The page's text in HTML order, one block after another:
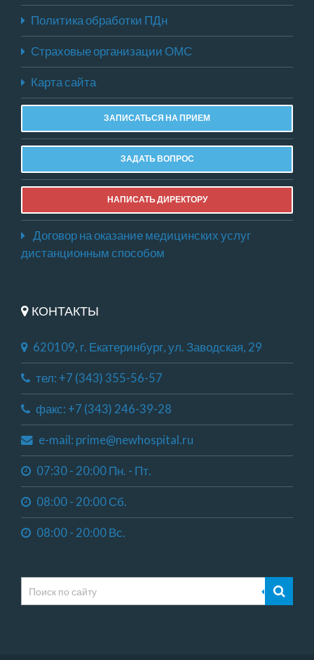
Политика обработки ПДн
Страховые организации ОМС
Карта сайта
ЗАПИСАТЬСЯ НА ПРИЕМ
ЗАДАТЬ ВОПРОС
НАПИСАТЬ ДИРЕКТОРУ
Договор на оказание медицинских услуг
дистанционным способом
КОНТАКТЫ
620109, г. Екатеринбург, ул. Заводская, 29
тел: +7 (343) 355-56-57
факс: +7 (343) 246-39-28
e-mail: prime@newhospital.ru
07:30 - 20:00 Пн. - Пт.
08:00 - 20:00 Сб.
08:00 - 20:00 Вс.